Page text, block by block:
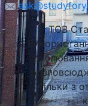
ТОВ
тільки з